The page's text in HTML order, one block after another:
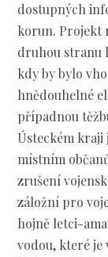
dostupných
korun. Projekt
druhou stranu
kdy by bylo
hnědouhelné
případnou
Ústeckém
místním
zrušení
záložní pro
hojně letci-
vodou, které